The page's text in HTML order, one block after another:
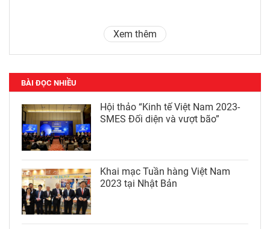
Xem thêm
BÀI ĐỌC NHIỀU
Hội thảo “Kinh tế Việt Nam 2023-
SMES Đối diện và vượt bão”
Khai mạc Tuần hàng Việt Nam
2023 tại Nhật Bản